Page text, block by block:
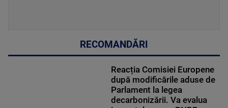
RECOMANDĂRI
Reacția Comisiei Europene
după modificările aduse de
Parlament la legea
decarbonizării. Va evalua